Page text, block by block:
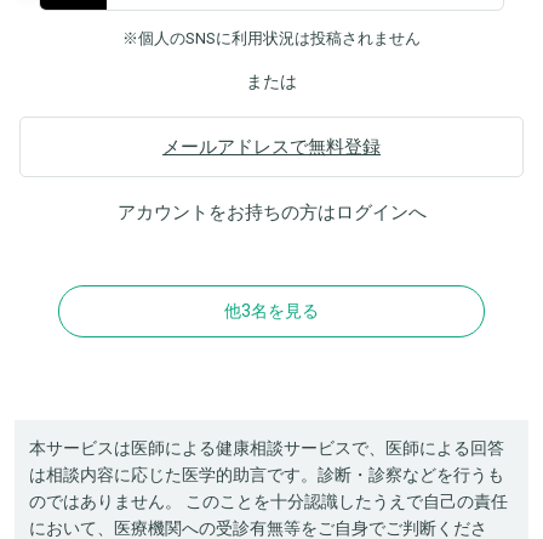
※個人のSNSに利用状況は投稿されません
または
メールアドレスで無料登録
アカウントをお持ちの方はログインへ
他3名を見る
本サービスは医師による健康相談サービスで、医師による回答
は相談内容に応じた医学的助言です。診断・診察などを行うも
のではありません。 このことを十分認識したうえで自己の責任
において、医療機関への受診有無等をご自身でご判断くださ